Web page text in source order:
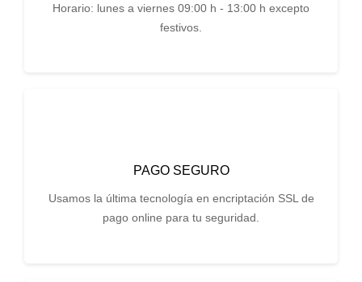
Horario: lunes a viernes 09:00 h - 13:00 h excepto
festivos.
PAGO SEGURO
Usamos la última tecnología en encriptación SSL de
pago online para tu seguridad.